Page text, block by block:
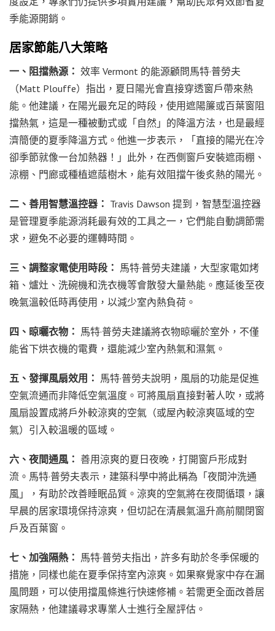
季能源開銷。
居家節能八大策略
一、阻擋熱源： 效率 Vermont 的能源顧問馬特·普勞夫
（Matt Plouffe）指出，夏日陽光會直接穿透窗戶帶來熱
能。他建議，在陽光最充足的時段，使用遮陽簾或百葉窗阻
擋熱氣，這是一種被動式或「自然」的降溫方法，也是最經
濟簡便的夏季降溫方式。他進一步表示，「直接的陽光在冷
卻季節就像一台加熱器！」此外，在西側窗戶安裝遮雨棚、
涼棚、門廊或種植遮蔭樹木，能有效阻擋午後炙熱的陽光。
二、善用智慧溫控器： Travis Dawson 提到，智慧型溫控器
是管理夏季能源消耗最有效的工具之一，它們能自動調節需
求，避免不必要的運轉時間。
三、調整家電使用時段： 馬特·普勞夫建議，大型家電如烤
箱、爐灶、洗碗機和洗衣機等會散發大量熱能。應延後至夜
晚氣溫較低時再使用，以減少室內熱負荷。
四、晾曬衣物： 馬特·普勞夫建議將衣物晾曬於室外，不僅
能省下烘衣機的電費，還能減少室內熱氣和濕氣。
五、發揮風扇效用： 馬特·普勞夫說明，風扇的功能是促進
空氣流通而非降低空氣溫度。可將風扇直接對著人吹，或將
風扇設置成將戶外較涼爽的空氣（或屋內較涼爽區域的空
氣）引入較溫暖的區域。
六、夜間通風： 善用涼爽的夏日夜晚，打開窗戶形成對
流。馬特·普勞夫表示，建築科學中將此稱為「夜間沖洗通
風」，有助於改善睡眠品質。涼爽的空氣將在夜間循環，讓
早晨的居家環境保持涼爽，但切記在清晨氣溫升高前關閉窗
戶及百葉窗。
七、加強隔熱： 馬特·普勞夫指出，許多有助於冬季保暖的
措施，同樣也能在夏季保持室內涼爽。如果察覺家中存在漏
風問題，可以使用擋風條進行快速修補。若需更全面改善居
家隔熱，他建議尋求專業人士進行全屋評估。